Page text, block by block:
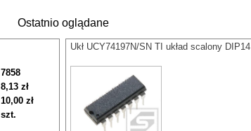
Ostatnio oglądane
7858
10,00 zł
8,13 zł
szt.
Ukł UCY74197N/SN TI układ scalony DIP14